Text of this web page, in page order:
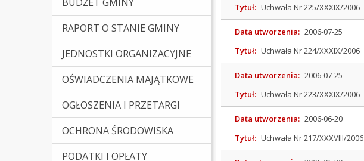
RAPORT O STANIE GMINY
JEDNOSTKI ORGANIZACYJNE
OŚWIADCZENIA MAJĄTKOWE
OGŁOSZENIA I PRZETARGI
OCHRONA ŚRODOWISKA
PODATKI I OPŁATY
Tytuł: Uchwała Nr 225/XXXIX/2006
Data utworzenia: 2006-07-25
Tytuł: Uchwała Nr 224/XXXIX/2006
Data utworzenia: 2006-07-25
Tytuł: Uchwała Nr 223/XXXIX/2006
Data utworzenia: 2006-06-20
Tytuł: Uchwała Nr 217/XXXVIII/2006